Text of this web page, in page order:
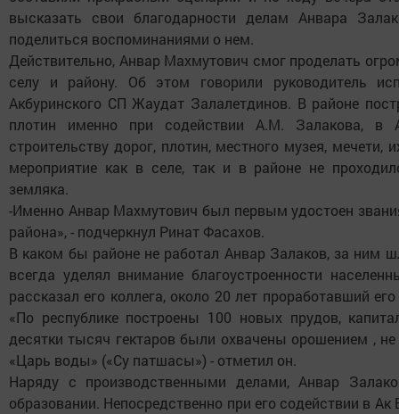
высказать свои благодарности делам Анвара
поделиться воспоминаниями о нем.
Действительно, Анвар Махмутович смог проделать
селу и району. Об этом говорили руководитель
Акбуринского СП Жаудат Залалетдинов. В районе
плотин именно при содействии А.М. Залакова, в
строительству дорог, плотин, местного музея,
мероприятие как в селе, так и в районе не
земляка.
-Именно Анвар Махмутович был первым удостоен
района», - подчеркнул Ринат Фасахов.
В каком бы районе не работал Анвар Залаков, за ним
всегда уделял внимание благоустроенности
рассказал его коллега, около 20 лет проработавший
«По республике построены 100 новых прудов,
десятки тысяч гектаров были охвачены орошением ,
«Царь воды» («Су патшасы») - отметил он.
Наряду с производственными делами, Анвар
образовании. Непосредственно при его содействии в